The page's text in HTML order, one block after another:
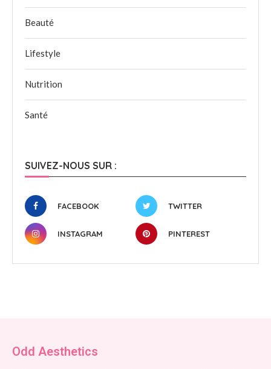
Beauté
Lifestyle
Nutrition
Santé
SUIVEZ-NOUS SUR :
FACEBOOK TWITTER
INSTAGRAM PINTEREST
Odd Aesthetics